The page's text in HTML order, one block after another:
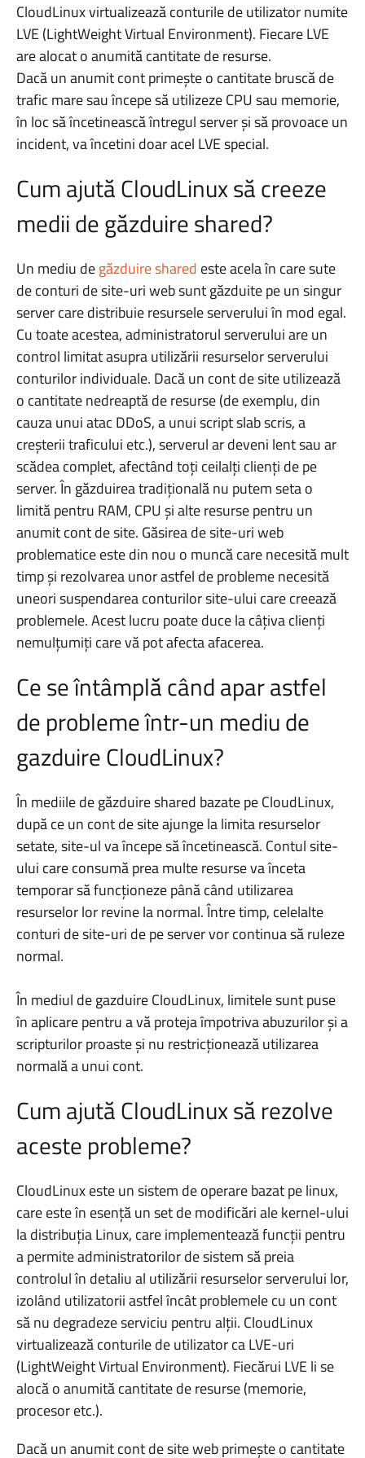
CloudLinux virtualizează conturile de utilizator numite
LVE (LightWeight Virtual Environment). Fiecare LVE
are alocat o anumită cantitate de resurse.
Dacă un anumit cont primește o cantitate bruscă de
trafic mare sau începe să utilizeze CPU sau memorie,
în loc să încetinească întregul server și să provoace un
incident, va încetini doar acel LVE special.
Cum ajută CloudLinux să creeze
medii de găzduire shared?
Un mediu degăzduire shared este acela în care sute
de conturi de site-uri web sunt găzduite pe un singur
server care distribuie resursele serverului în mod egal.
Cu toate acestea, administratorul serverului are un
control limitat asupra utilizării resurselor serverului
conturilor individuale. Dacă un cont de site utilizează
o cantitate nedreaptă de resurse (de exemplu, din
cauza unui atac DDoS, a unui script slab scris, a
creșterii traficului etc.), serverul ar deveni lent sau ar
scădea complet, afectând toți ceilalți clienți de pe
server. În găzduirea tradițională nu putem seta o
limită pentru RAM, CPU și alte resurse pentru un
anumit cont de site. Găsirea de site-uri web
problematice este din nou o muncă care necesită mult
timp și rezolvarea unor astfel de probleme necesită
uneori suspendarea conturilor site-ului care creează
problemele. Acest lucru poate duce la câțiva clienți
nemulțumiți care vă pot afecta afacerea.
Ce se întâmplă când apar astfel
de probleme într-un mediu de
gazduire CloudLinux?
În mediile de găzduire shared bazate pe CloudLinux,
după ce un cont de site ajunge la limita resurselor
setate, site-ul va începe să încetinească. Contul site-
ului care consumă prea multe resurse va înceta
temporar să funcționeze până când utilizarea
resurselor lor revine la normal. Între timp, celelalte
conturi de site-uri de pe server vor continua să ruleze
normal.
În mediul de gazduire CloudLinux, limitele sunt puse
în aplicare pentru a vă proteja împotriva abuzurilor și a
scripturilor proaste și nu restricționează utilizarea
normală a unui cont.
Cum ajută CloudLinux să rezolve
aceste probleme?
CloudLinux este un sistem de operare bazat pe linux,
care este în esență un set de modificări ale kernel-ului
la distribuția Linux, care implementează funcții pentru
a permite administratorilor de sistem să preia
controlul în detaliu al utilizării resurselor serverului lor,
izolând utilizatorii astfel încât problemele cu un cont
să nu degradeze serviciu pentru alții. CloudLinux
virtualizează conturile de utilizator ca LVE-uri
(LightWeight Virtual Environment). Fiecărui LVE li se
alocă o anumită cantitate de resurse (memorie,
procesor etc.).
Dacă un anumit cont de site web primește o cantitate